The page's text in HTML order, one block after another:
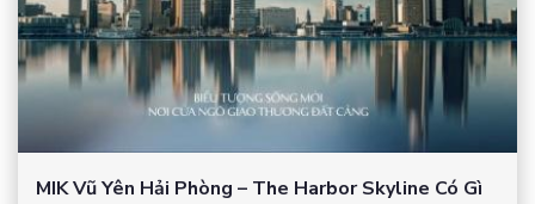
MIK Vũ Yên Hải Phòng – The Harbor Skyline Có Gì